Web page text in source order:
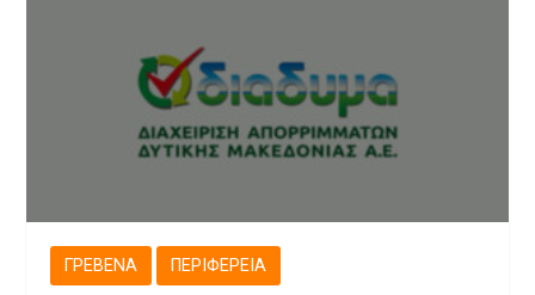
ΓΡΕΒΕΝΆ ΠΕΡΙΦΈΡΕΙΑ